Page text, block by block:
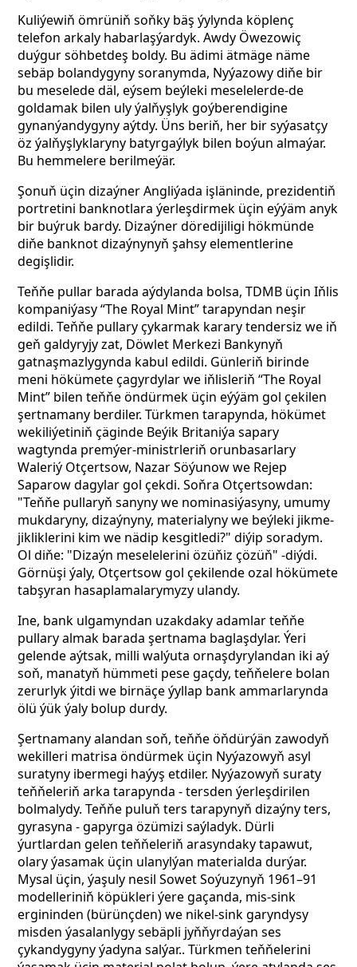
Kuliýewiň ömrüniň soňky bäş ýylynda köplenç
telefon arkaly habarlaşýardyk. Awdy Öwezowiç
duýgur söhbetdeş boldy. Bu ädimi ätmäge näme
sebäp bolandygyny soranymda, Nyýazowy diňe bir
bu meselede däl, eýsem beýleki meselelerde-de
goldamak bilen uly ýalňyşlyk goýberendigine
gynanýandygyny aýtdy. Üns beriň, her bir syýasatçy
öz ýalňyşlyklaryny batyrgaýlyk bilen boýun almaýar.
Bu hemmelere berilmeýär.
Şonuň üçin dizaýner Angliýada işläninde, prezidentiň
portretini banknotlara ýerleşdirmek üçin eýýäm anyk
bir buýruk bardy. Dizaýner döredijiligi hökmünde
diňe banknot dizaýnynyň şahsy elementlerine
degişlidir.
Teňňe pullar barada aýdylanda bolsa, TDMB üçin Iňlis
kompaniýasy “The Royal Mint” tarapyndan neşir
edildi. Teňňe pullary çykarmak karary tendersiz we iň
geň galdyryjy zat, Döwlet Merkezi Bankynyň
gatnaşmazlygynda kabul edildi. Günleriň birinde
meni hökümete çagyrdylar we iňlisleriň “The Royal
Mint” bilen teňňe öndürmek üçin eýýäm gol çekilen
şertnamany berdiler. Türkmen tarapynda, hökümet
wekiliýetiniň çäginde Beýik Britaniýa sapary
wagtynda premýer-ministrleriň orunbasarlary
Waleriý Otçertsow, Nazar Söýunow we Rejep
Saparow dagylar gol çekdi. Soňra Otçertsowdan:
"Teňňe pullaryň sanyny we nominasiýasyny, umumy
mukdaryny, dizaýnyny, materialyny we beýleki jikme-
jikliklerini kim we nädip kesgitledi?"diýip soradym.
Ol diňe: "Dizaýn meselelerini özüňiz çözüň" -diýdi.
Görnüşi ýaly, Otçertsow gol çekilende ozal hökümete
tabşyran hasaplamalarymyzy ulandy.
Ine, bank ulgamyndan uzakdaky adamlar teňňe
pullary almak barada şertnama baglaşdylar. Ýeri
gelende aýtsak, milli walýuta ornaşdyrylandan iki aý
soň, manatyň hümmeti pese gaçdy, teňňelere bolan
zerurlyk ýitdi we birnäçe ýyllap bank ammarlarynda
ölü ýük ýaly bolup durdy.
Şertnamany alandan soň, teňňe öňdürýän zawodyň
wekilleri matrisa öndürmek üçin Nyýazowyň asyl
suratyny ibermegi haýyş etdiler. Nyýazowyň suraty
teňňeleriň arka tarapynda - tersden ýerleşdirilen
bolmalydy. Teňňe puluň ters tarapynyň dizaýny ters,
gyrasyna - gapyrga özümizi saýladyk. Dürli
ýurtlardan gelen teňňeleriň arasyndaky tapawut,
olary ýasamak üçin ulanylýan materialda durýar.
Mysal üçin, ýaşuly nesil Sowet Soýuzynyň 1961–91
modelleriniň köpükleri ýere gaçanda, mis-sink
ergininden (bürünçden) we nikel-sink garyndysy
misden ýasalanlygy sebäpli jyňňyrdaýan ses
çykandygyny ýadyna salýar.. Türkmen teňňelerini